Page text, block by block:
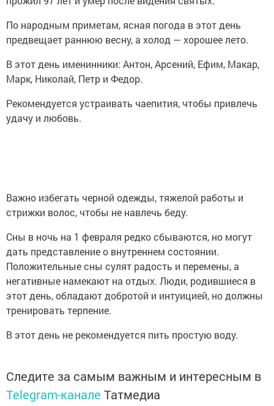
По народным приметам, ясная погода в этот день
предвещает раннюю весну, а холод — хорошее лето.
В этот день именинники: Антон, Арсений, Ефим, Макар,
Марк, Николай, Петр и Федор.
Рекомендуется устраивать чаепития, чтобы привлечь
удачу и любовь.
Важно избегать черной одежды, тяжелой работы и
стрижки волос, чтобы не навлечь беду.
Сны в ночь на 1 февраля редко сбываются, но могут
дать представление о внутреннем состоянии.
Положительные сны сулят радость и перемены, а
негативные намекают на отдых. Люди, родившиеся в
этот день, обладают добротой и интуицией, но должны
тренировать терпение.
В этот день не рекомендуется пить простую воду.
Следите за самым важным и интересным в
Telegram-канале Татмедиа